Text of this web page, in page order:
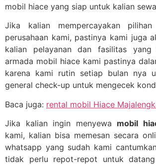
mobil hiace yang siap untuk kalian
Jika kalian mempercayakan
perusahaan kami, pastinya kami juga
kalian pelayanan dan fasilitas yang
armada mobil hiace kami pastinya
karena kami rutin setiap bulan nya
general check-up untuk mengecek
Baca juga: rental mobil Hiace
Jika kalian ingin menyewa mobil
kami, kalian bisa memesan secara
whatsapp yang sudah kami
tidak perlu repot-repot untuk